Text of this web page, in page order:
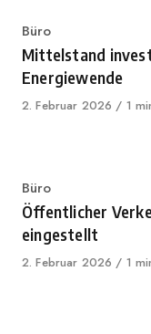
Category
Büro
Mittelstand
Energiewende
Published
2. Februar 2026 1
Category
Büro
Öffentlicher
eingestellt
Published
2. Februar 2026 1